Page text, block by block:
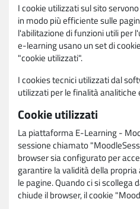
I cookie utilizzati sul sito
in modo più efficiente sulle
l'abilitazione di funzioni utili per
e-learning usano un set di
"cookie utilizzati".
I cookies tecnici utilizzati dal
utilizzati per le finalità
Cookie utilizzati
La piattaforma E-Learning -
sessione chiamato
browser sia configurato per
garantire la validità della
le pagine. Quando ci si
chiude il browser, il cookie